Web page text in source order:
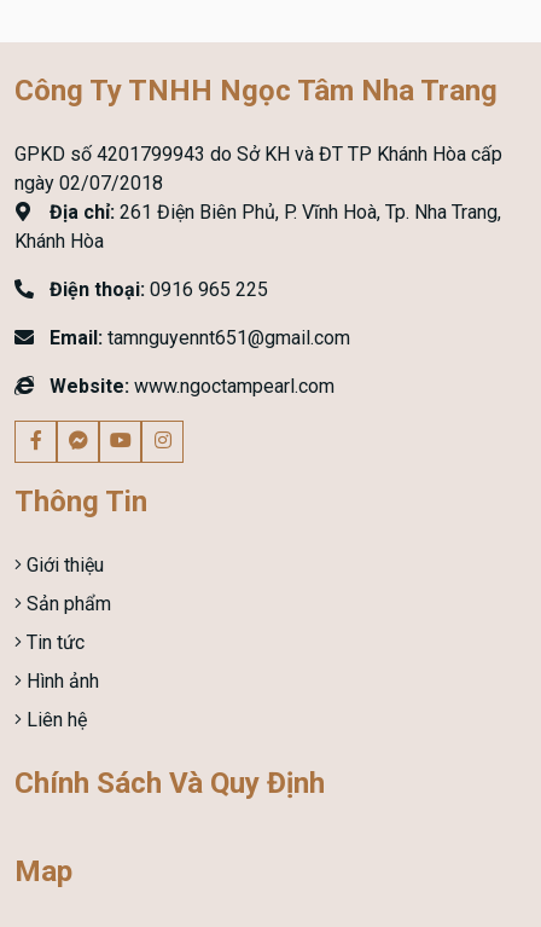
Công Ty TNHH Ngọc Tâm Nha Trang
GPKD số 4201799943 do Sở KH và ĐT TP Khánh Hòa cấp
ngày 02/07/2018
Địa chỉ: 261 Điện Biên Phủ, P. Vĩnh Hoà, Tp. Nha Trang,
Khánh Hòa
Điện thoại: 0916 965 225
Email: tamnguyennt651@gmail.com
Website: www.ngoctampearl.com
Thông Tin
Giới thiệu
Sản phẩm
Tin tức
Hình ảnh
Liên hệ
Chính Sách Và Quy Định
Map